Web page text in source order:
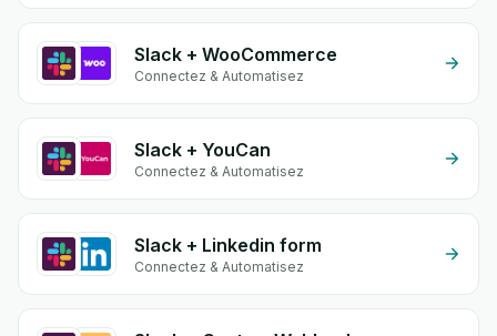
Slack + WooCommerce
Connectez & Automatisez
Slack + YouCan
Connectez & Automatisez
Slack + Linkedin form
Connectez & Automatisez